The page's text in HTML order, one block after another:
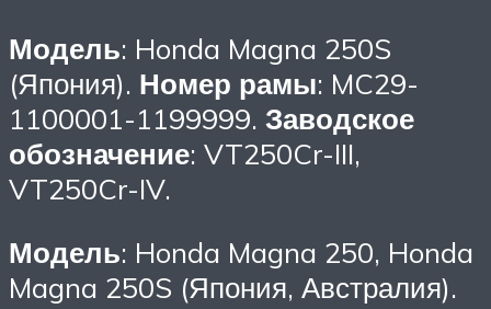
Модель: Honda Magna 250S
(Япония). Номер рамы: MC29-
1100001-1199999. Заводское
обозначение: VT250Cr-III,
VT250Cr-IV.
Модель: Honda Magna 250, Honda
Magna 250S (Япония, Австралия).